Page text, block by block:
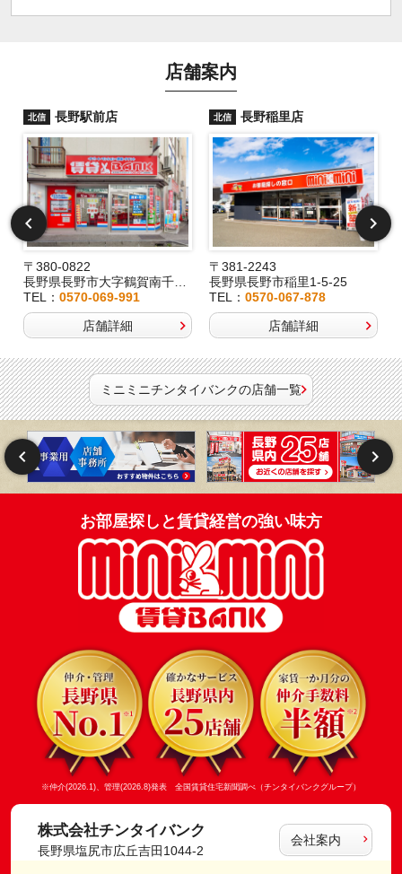
店舗案内
北信 長野駅前店
〒380-0822
長野県長野市大字鶴賀南千歳町826
TEL： 0570-069-991
店舗詳細
北信 長野稲里店
〒381-2243
長野県長野市稲里1-5-25
TEL：0570-067-878
店舗詳細
ミニミニチンタイバンクの店舗一覧
お部屋探しと賃貸経営の強い味方
※仲介(2026.1)、管理(2026.8)発表 全国賃貸住宅新聞調べ（チンタイバンクグループ）
株式会社チンタイバンク
長野県塩尻市広丘吉田1044-2
会社案内